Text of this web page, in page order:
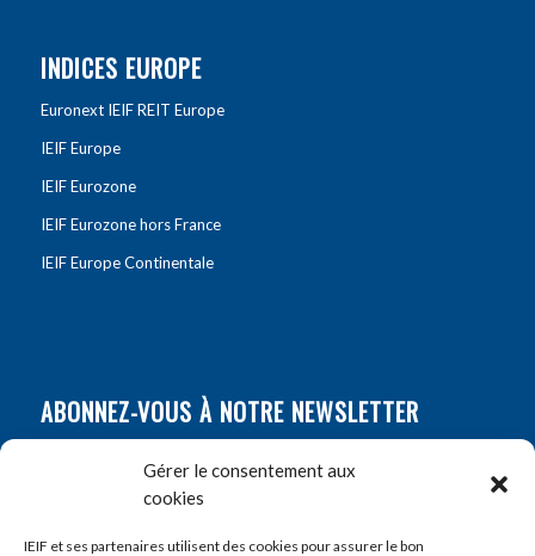
Gérer le consentement aux
cookies
IEIF et ses partenaires utilisent des cookies pour assurer le bon
INDICES EUROPE
Euronext IEIF REIT Europe
IEIF Europe
IEIF Eurozone
IEIF Eurozone hors France
IEIF Europe Continentale
ABONNEZ-VOUS À NOTRE NEWSLETTER
Prénom*